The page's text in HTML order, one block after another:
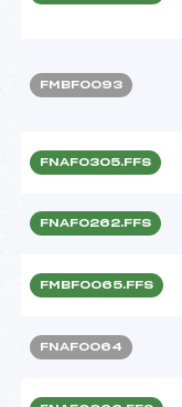
FMBF0093
FNAF0305.FFS
FNAF0262.FFS
FMBF0065.FFS
FNAF0064